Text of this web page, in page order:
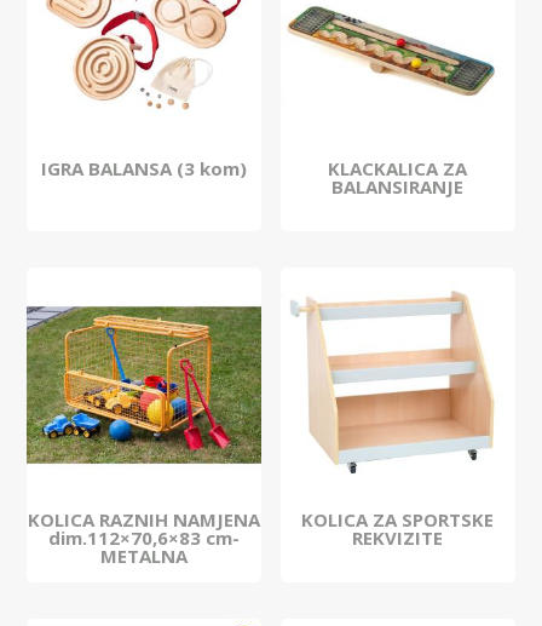
IGRA BALANSA (3 kom) KLACKALICA ZA
BALANSIRANJE
KOLICA RAZNIH NAMJENA
dim.112×70,6×83 cm-
METALNA
KOLICA ZA SPORTSKE
REKVIZITE